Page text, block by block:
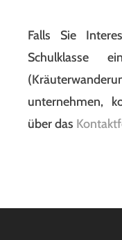
Falls Sie
Schulklasse
unternehmen,
über das